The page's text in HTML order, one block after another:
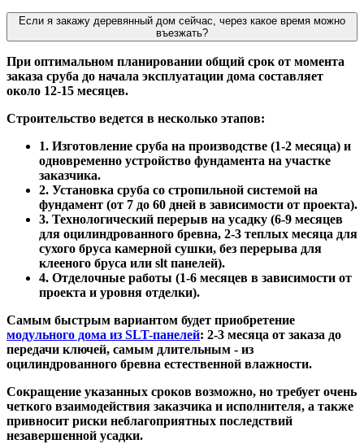
Если я закажу деревянный дом сейчас, через какое время можно
въезжать?
При оптимальном планировании общий срок от момента
заказа сруба до начала эксплуатации дома составляет
около 12-15 месяцев.
Строительство ведется в несколько этапов:
1. Изготовление сруба на производстве (1-2 месяца) и
одновременно устройство фундамента на участке
заказчика.
2. Установка сруба со стропильной системой на
фундамент (от 7 до 60 дней в зависимости от проекта).
3. Технологический перерыв на усадку (6-9 месяцев
для оцилиндрованного бревна, 2-3 теплых месяца для
сухого бруса камерной сушки, без перерыва для
клееного бруса или slt панелей).
4. Отделочные работы (1-6 месяцев в зависимости от
проекта и уровня отделки).
Самым быстрым вариантом будет приобретение
модульного дома из SLT-панелей: 2-3 месяца от заказа до
передачи ключей, самым длительным - из
оцилиндрованного бревна естественной влажности.
Сокращение указанных сроков возможно, но требует очень
четкого взаимодействия заказчика и исполнителя, а также
привносит риски неблагоприятных последствий
незавершенной усадки.